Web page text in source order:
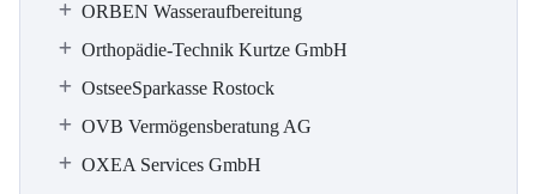
ORBEN Wasseraufbereitung
Orthopädie-Technik Kurtze GmbH
OstseeSparkasse Rostock
OVB Vermögensberatung AG
OXEA Services GmbH